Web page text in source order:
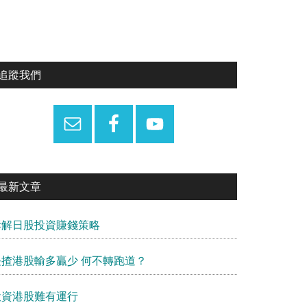
蹤我們
新文章
日股投資賺錢策略
港股輸多贏少 何不轉跑道？
港股難有運行